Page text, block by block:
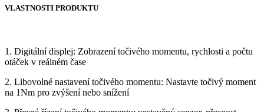
VLASTNOSTI PRODUKTU
1. Digitální displej: Zobrazení točivého momentu, rychlosti a počtu
otáček v reálném čase
2. Libovolné nastavení točivého momentu: Nastavte točivý moment
na 1Nm pro zvýšení nebo snížení